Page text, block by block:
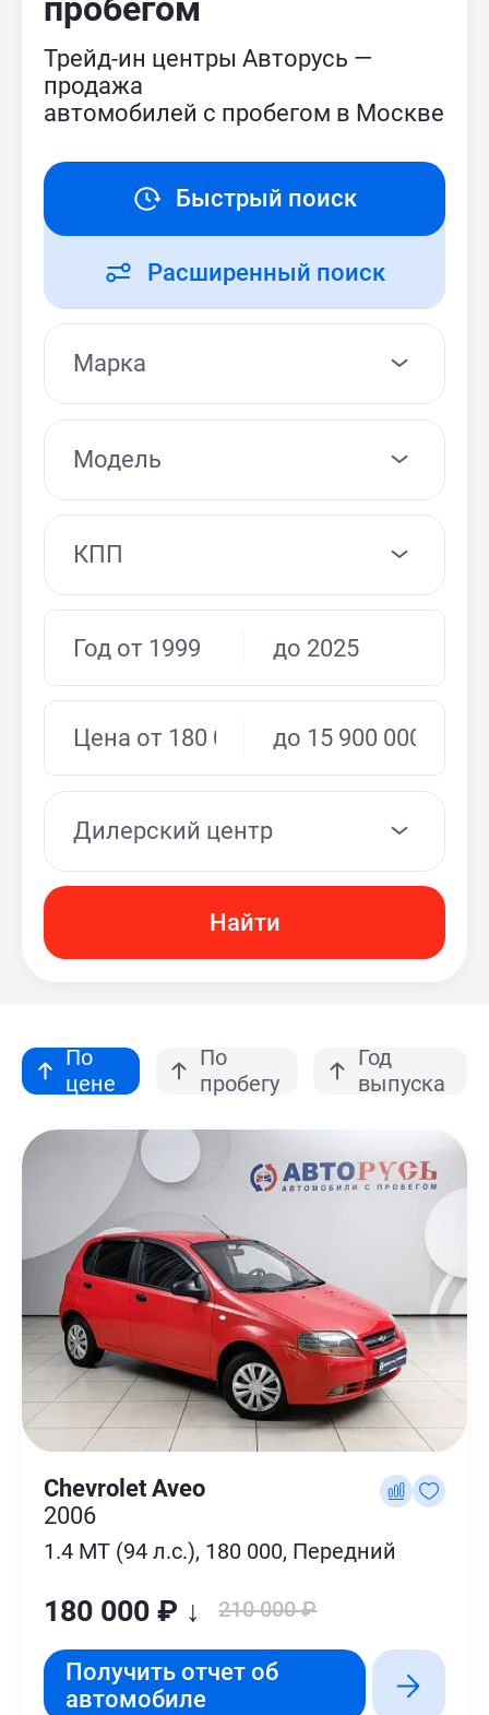
пробегом
Трейд-ин центры Авторусь —
продажа
автомобилей с пробегом в Москве
Быстрый поиск
Расширенный поиск
Модель
КПП
Дилерский центр
Найти
По
цене
По
пробегу
Год
выпуска
Chevrolet Aveo
2006
1.4 MT (94 л.с.), 180 000, Передний
180 000 ₽ ↓ 210 000 ₽
Получить отчет об
автомобиле